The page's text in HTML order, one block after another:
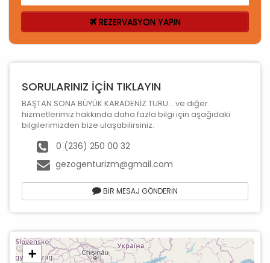
REZERVASYON YAPIN
SORULARINIZ İÇİN TIKLAYIN
BAŞTAN SONA BÜYÜK KARADENİZ TURU... ve diğer
hizmetlerimiz hakkında daha fazla bilgi için aşağıdaki
bilgilerimizden bize ulaşabilirsiniz.
0 (236) 250 00 32
gezogenturizm@gmail.com
BİR MESAJ GÖNDERİN
+